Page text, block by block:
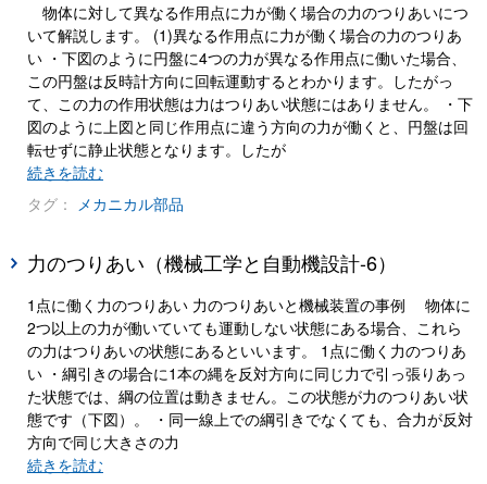
物体に対して異なる作用点に力が働く場合の力のつりあいにつ
いて解説します。 (1)異なる作用点に力が働く場合の力のつりあ
い ・下図のように円盤に4つの力が異なる作用点に働いた場合、
この円盤は反時計方向に回転運動するとわかります。したがっ
て、この力の作用状態は力はつりあい状態にはありません。 ・下
図のように上図と同じ作用点に違う方向の力が働くと、円盤は回
転せずに静止状態となります。したが
続きを読む
タグ： メカニカル部品
力のつりあい（機械工学と自動機設計-6）
1点に働く力のつりあい 力のつりあいと機械装置の事例 物体に
2つ以上の力が働いていても運動しない状態にある場合、これら
の力はつりあいの状態にあるといいます。 1点に働く力のつりあ
い ・綱引きの場合に1本の縄を反対方向に同じ力で引っ張りあっ
た状態では、綱の位置は動きません。この状態が力のつりあい状
態です（下図）。 ・同一線上での綱引きでなくても、合力が反対
方向で同じ大きさの力
続きを読む